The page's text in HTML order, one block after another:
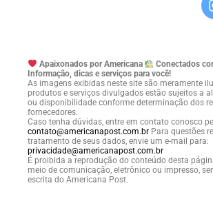
Apaixonados por Americana
Conectados
Informação, dicas e serviços para você!
As imagens exibidas neste site são meramente
produtos e serviços divulgados estão sujeitos a
ou disponibilidade conforme determinação dos
fornecedores.
Caso tenha dúvidas, entre em contato conosco
contato@americanapost.com.br Para questões
tratamento de seus dados, envie um e-mail para:
privacidade@americanapost.com.br
É proibida a reprodução do conteúdo desta
meio de comunicação, eletrônico ou impresso,
escrita do Americana Post.